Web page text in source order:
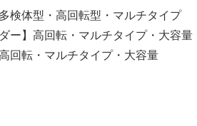
検体型・高回転型・マルチタイプ
ー】高回転・マルチタイプ・大容量
回転・マルチタイプ・大容量